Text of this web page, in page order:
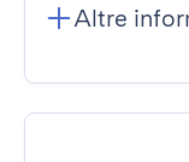
Altre